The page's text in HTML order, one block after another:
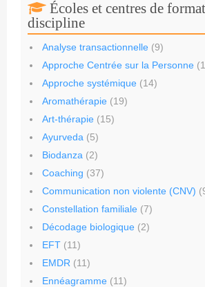
Écoles et centres de
discipline
Analyse transactionnelle (9)
Approche Centrée sur la Personne
Approche systémique (14)
Aromathérapie (19)
Art-thérapie (15)
Ayurveda (5)
Biodanza (2)
Coaching (37)
Communication non violente (CNV)
Constellation familiale (7)
Décodage biologique (2)
EFT (11)
EMDR (11)
Ennéagramme (11)